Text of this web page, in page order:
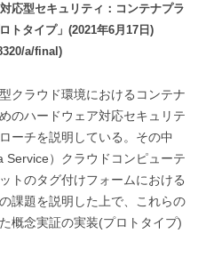
応型セキュリティ：コンテナプラ
トタイプ」(2021年6月17日)
a/final)
クラウド環境におけるコンテナ
のハードウェア対応セキュリテ
ーチを説明している。その中
）クラウドコンピューテ
トのタグ付けフォームにおける
課題を説明した上で、これらの
概念実証の実装(プロトタイプ)